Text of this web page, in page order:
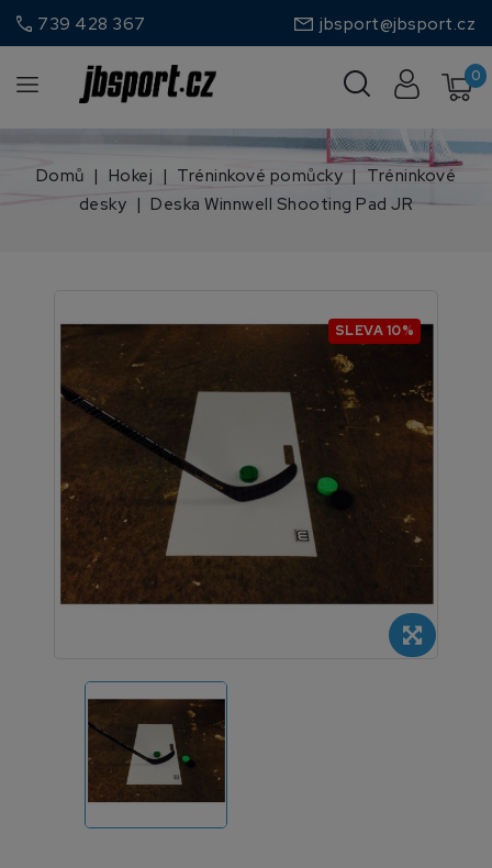
call 739 428 367 jbsport@jbsport.cz
0
Domů Hokej Tréninkové pomůcky
Tréninkové
desky
Deska Winnwell Shooting Pad JR
SLEVA 10%